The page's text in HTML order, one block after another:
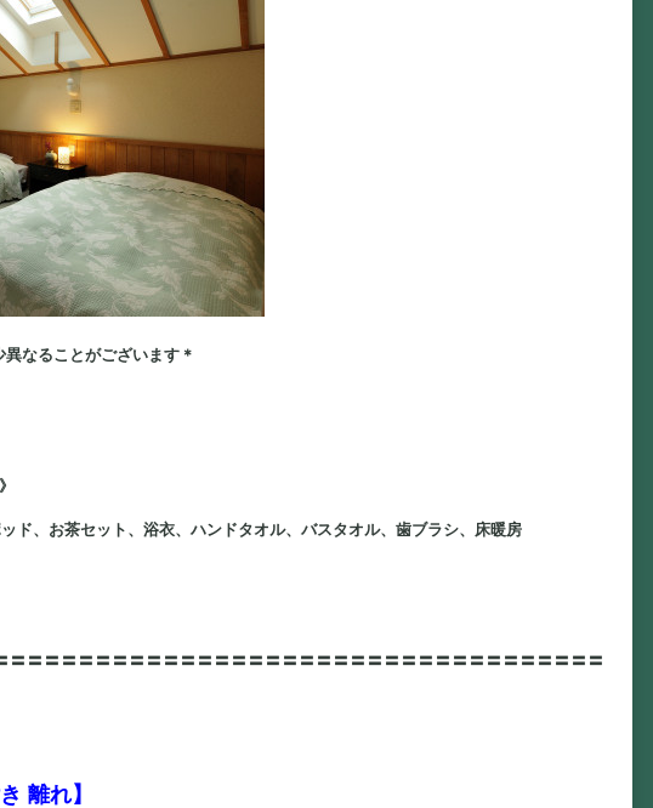
なることがございます＊
ド、お茶セット、浴衣、ハンドタオル、バスタオル、歯ブラシ、床暖房
〓〓〓〓〓〓〓〓〓〓〓〓〓〓〓〓〓〓〓〓〓〓〓〓〓〓〓〓〓〓〓〓〓〓
離れ】